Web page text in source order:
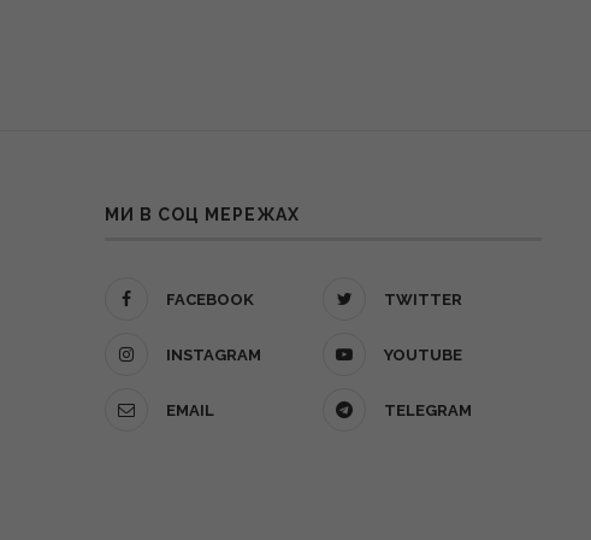
МИ В СОЦ МЕРЕЖАХ
FACEBOOK TWITTER
INSTAGRAM YOUTUBE
EMAIL TELEGRAM